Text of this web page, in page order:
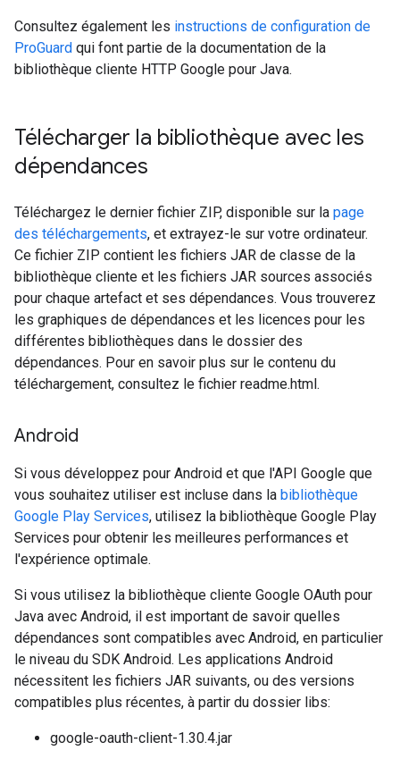
Consultez également les instructions de configuration de
ProGuard qui font partie de la documentation de la
bibliothèque cliente HTTP Google pour Java.
Télécharger la bibliothèque avec les
dépendances
Téléchargez le dernier fichier ZIP, disponible sur la page
des téléchargements, et extrayez-le sur votre ordinateur.
Ce fichier ZIP contient les fichiers JAR de classe de la
bibliothèque cliente et les fichiers JAR sources associés
pour chaque artefact et ses dépendances. Vous trouverez
les graphiques de dépendances et les licences pour les
différentes bibliothèques dans le dossier des
dépendances. Pour en savoir plus sur le contenu du
téléchargement, consultez le fichier readme.html.
Android
Si vous développez pour Android et que l'API Google que
vous souhaitez utiliser est incluse dans la bibliothèque
Google Play Services, utilisez la bibliothèque Google Play
Services pour obtenir les meilleures performances et
l'expérience optimale.
Si vous utilisez la bibliothèque cliente Google OAuth pour
Java avec Android, il est important de savoir quelles
dépendances sont compatibles avec Android, en particulier
le niveau du SDK Android. Les applications Android
nécessitent les fichiers JAR suivants, ou des versions
compatibles plus récentes, à partir du dossier libs:
google-oauth-client-1.30.4.jar